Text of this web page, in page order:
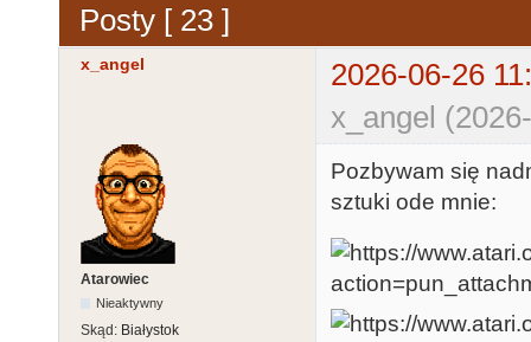
Posty [ 23 ]
x_angel
2026-06-26
x_angel
Atarowiec
Nieaktywny
Skąd: Białystok
Pozbywam się
sztuki ode mnie: